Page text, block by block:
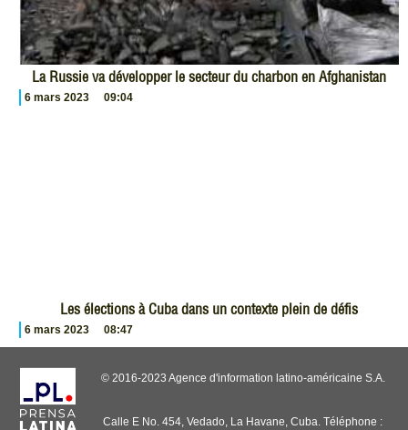
La Russie va développer le secteur du charbon en Afghanistan
6 mars 2023 09:04
Les élections à Cuba dans un contexte plein de défis
6 mars 2023 08:47
© 2016-2023 Agence d'information latino-américaine S.A.
Calle E No. 454, Vedado, La Havane, Cuba. Téléphone :